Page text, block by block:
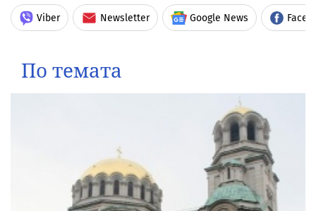
Viber Newsletter Google News
По темата